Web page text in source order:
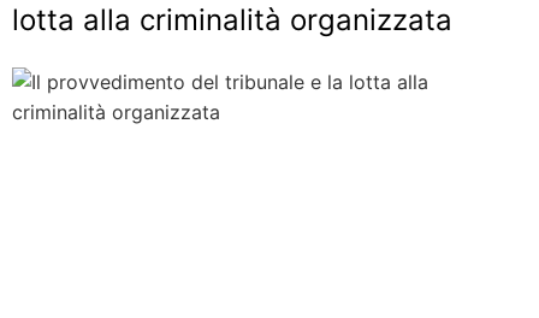
lotta alla criminalità organizzata